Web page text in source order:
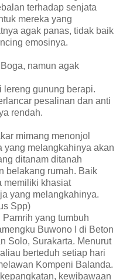
terhadap senjata
mereka yang
agak panas, tidak baik
emosinya.
namun agak
lereng gunung berapi.
pesalinan dan anti
rendah.
mimang menonjol
yang melangkahinya akan
ditanam ditanah
belakang rumah. Baik
memiliki khasiat
yang melangkahinya.
Spp)
yang tumbuh
Buwono I di Beton
Solo, Surakarta. Menurut
berteduh setiap hari
Kompeni Balanda.
kewibawaan